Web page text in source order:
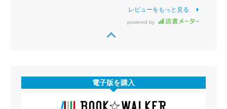
レビューをもっと見る
powered by
電子版を購入